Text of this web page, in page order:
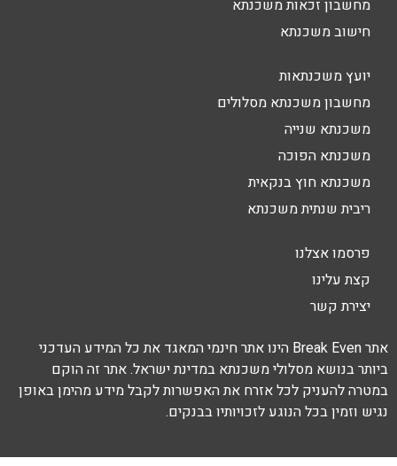
מחשבון זכאות משכנתא
חישוב משכנתא
יועץ משכנתאות
מחשבון משכנתא מסלולים
משכנתא שנייה
משכנתא הפוכה
משכנתא חוץ בנקאית
ריבית שנתית משכנתא
פרסמו אצלנו
קצת עלינו
יצירת קשר
אתר Break Even הינו אתר חינמי המאגד את כל המידע העדכני
ביותר בנושא מסלולי משכנתא במדינת ישראל. אתר זה הוקם
במטרה להעניק לכל אזרח את האפשרות לקבל מידע מהימן באופן
נגיש וזמין בכל הנוגע לזכויותיו בבנקים.